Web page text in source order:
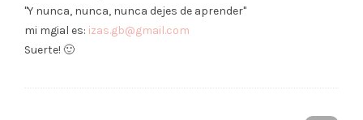
"Y nunca, nunca, nunca dejes de aprender"
mi mgial es: izas.gb@gmail.com
Suerte! 🙂